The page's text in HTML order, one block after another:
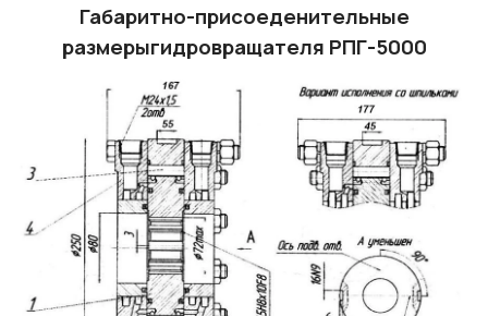
Габаритно-присоеденительные
размерыгидровращателя РПГ-5000